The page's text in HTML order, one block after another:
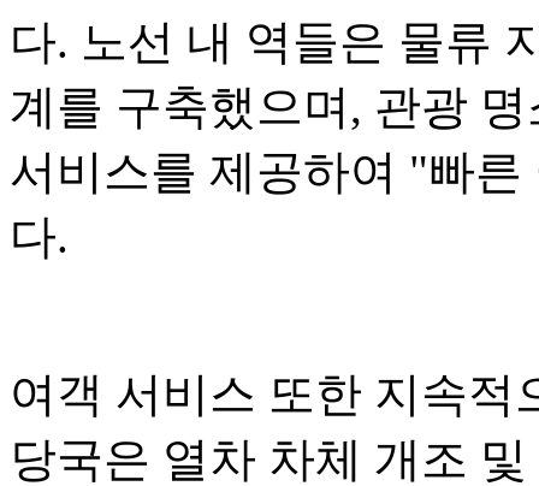
다. 노선 내 역들은 물류
계를 구축했으며, 관광
서비스를 제공하여 "빠
다.
여객 서비스 또한 지속적
당국은 열차 차체 개조